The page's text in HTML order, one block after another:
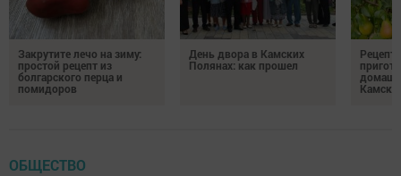
Закрутите лечо на зиму:
простой рецепт из
болгарского перца и
помидоров
День двора в Камских
Полянах: как прошел
ОБЩЕСТВО